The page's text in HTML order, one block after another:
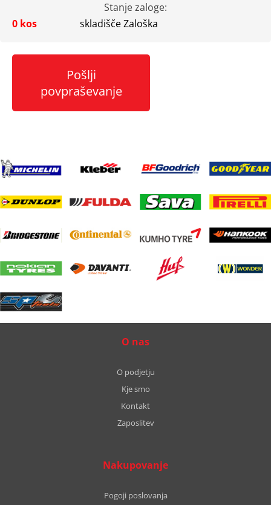
Stanje zaloge:
0 kos
skladišče Zaloška
Pošlji
povpraševanje
O nas
O podjetju
Kje smo
Kontakt
Zaposlitev
Nakupovanje
Pogoji poslovanja